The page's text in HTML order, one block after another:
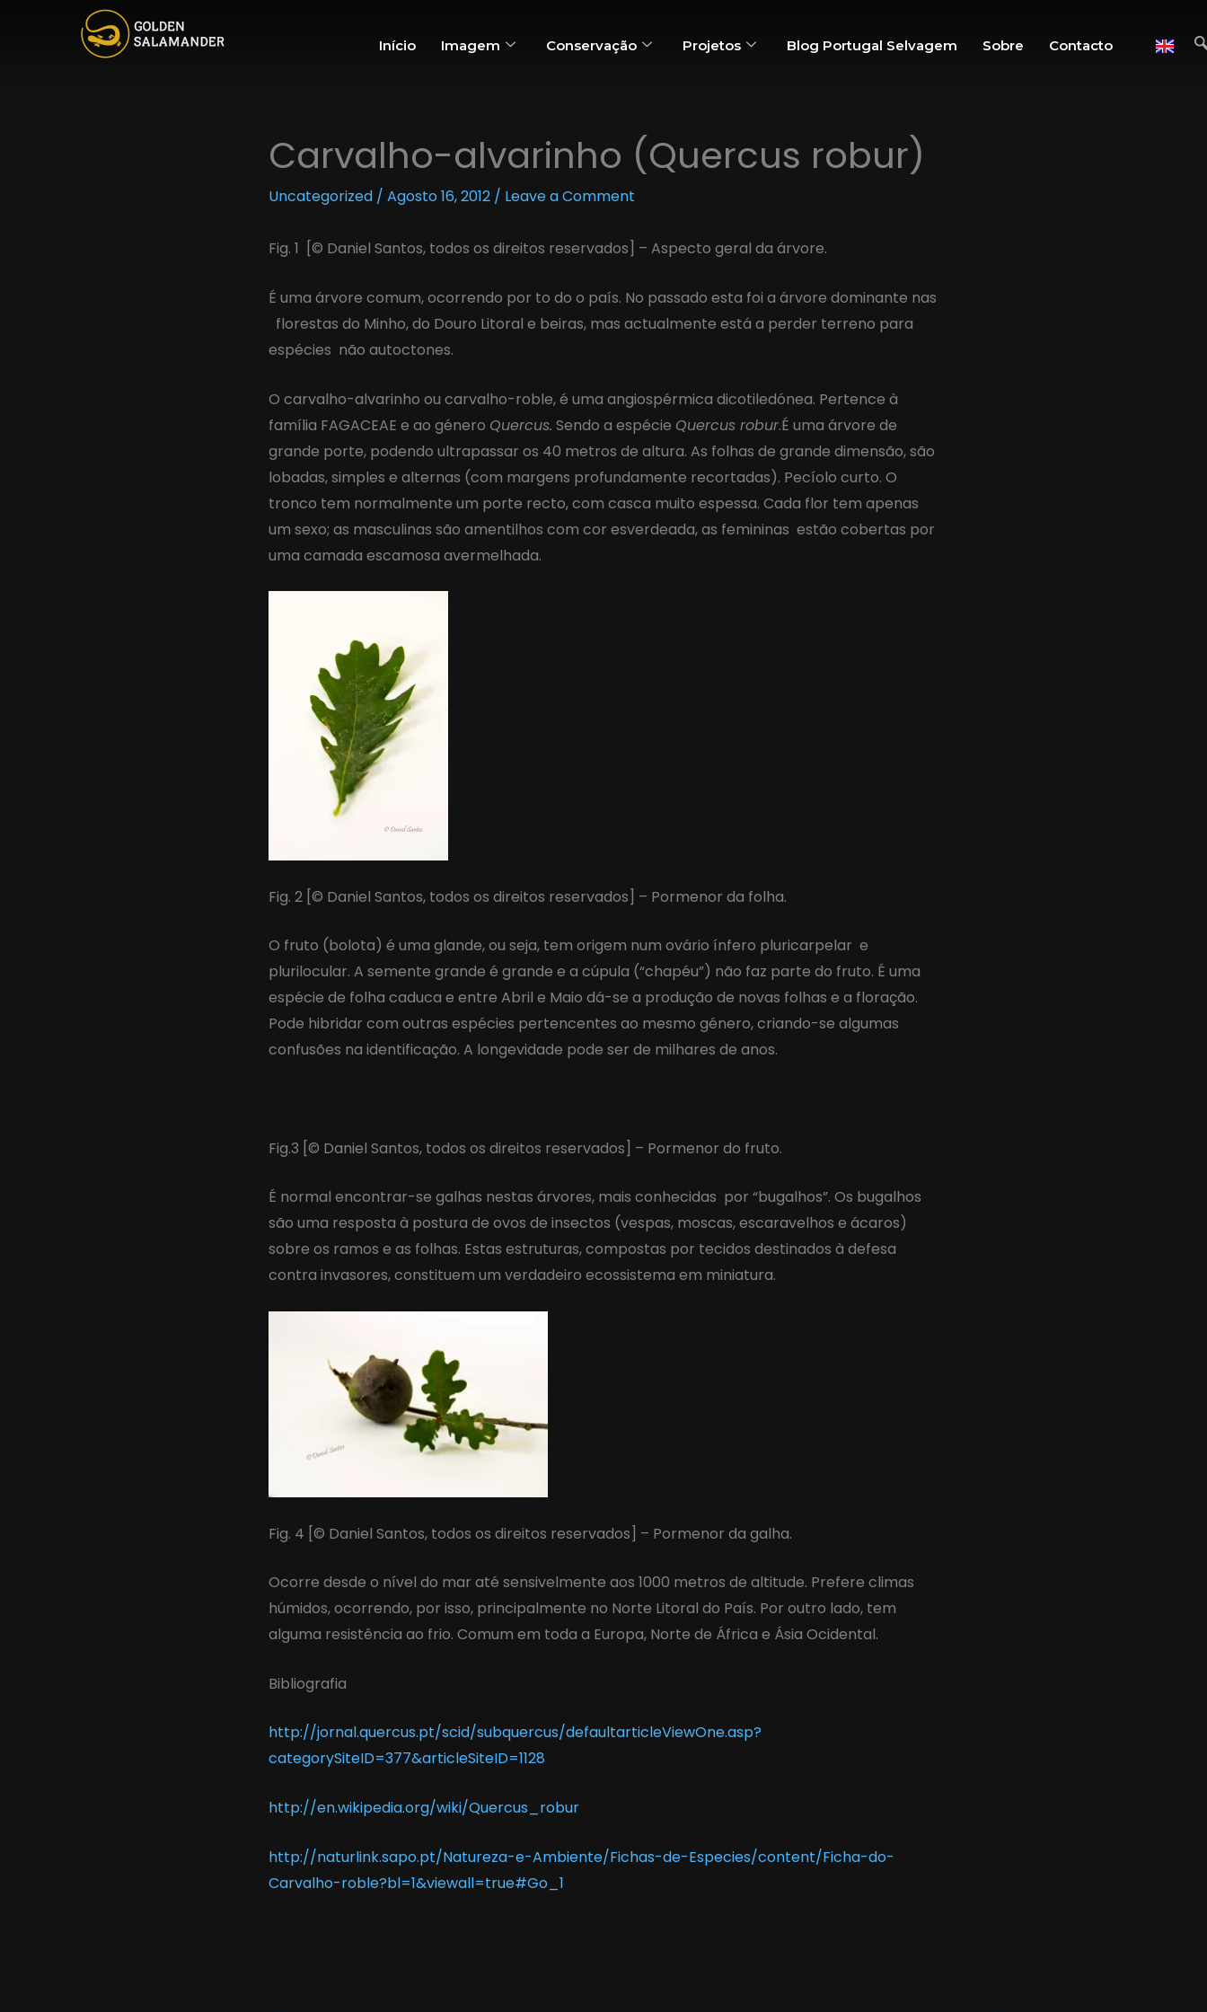
Início Imagem Conservação Projetos Blog Portugal Selvagem Sobre Contacto
Carvalho-alvarinho (Quercus robur)
Uncategorized/ Agosto 16, 2012 / Leave a Comment
Fig. 1 [© Daniel Santos, todos os direitos reservados] – Aspecto geral da árvore.
É uma árvore comum, ocorrendo por to do o país. No passado esta foi a árvore dominante nas
florestas do Minho, do Douro Litoral e beiras, mas actualmente está a perder terreno para
espécies não autoctones.
O carvalho-alvarinho ou carvalho-roble, é uma angiospérmica dicotiledónea. Pertence à
família FAGACEAE e ao género Quercus. Sendo a espécie Quercus robur.É uma árvore de
grande porte, podendo ultrapassar os 40 metros de altura. As folhas de grande dimensão, são
lobadas, simples e alternas (com margens profundamente recortadas). Pecíolo curto. O
tronco tem normalmente um porte recto, com casca muito espessa. Cada flor tem apenas
um sexo; as masculinas são amentilhos com cor esverdeada, as femininas estão cobertas por
uma camada escamosa avermelhada.
Fig. 2 [© Daniel Santos, todos os direitos reservados] – Pormenor da folha.
O fruto (bolota) é uma glande, ou seja, tem origem num ovário ínfero pluricarpelar e
plurilocular. A semente grande é grande e a cúpula (“chapéu”) não faz parte do fruto. É uma
espécie de folha caduca e entre Abril e Maio dá-se a produção de novas folhas e a floração.
Pode hibridar com outras espécies pertencentes ao mesmo género, criando-se algumas
confusões na identificação. A longevidade pode ser de milhares de anos.
Fig.3 [© Daniel Santos, todos os direitos reservados] – Pormenor do fruto.
É normal encontrar-se galhas nestas árvores, mais conhecidas por “bugalhos”. Os bugalhos
são uma resposta à postura de ovos de insectos (vespas, moscas, escaravelhos e ácaros)
sobre os ramos e as folhas. Estas estruturas, compostas por tecidos destinados à defesa
contra invasores, constituem um verdadeiro ecossistema em miniatura.
Fig. 4 [© Daniel Santos, todos os direitos reservados] – Pormenor da galha.
Ocorre desde o nível do mar até sensivelmente aos 1000 metros de altitude. Prefere climas
húmidos, ocorrendo, por isso, principalmente no Norte Litoral do País. Por outro lado, tem
alguma resistência ao frio. Comum em toda a Europa, Norte de África e Ásia Ocidental.
Bibliografia
http://jornal.quercus.pt/scid/subquercus/defaultarticleViewOne.asp?
categorySiteID=377&articleSiteID=1128
http://en.wikipedia.org/wiki/Quercus_robur
http://naturlink.sapo.pt/Natureza-e-Ambiente/Fichas-de-Especies/content/Ficha-do-
Carvalho-roble?bl=1&viewall=true#Go_1